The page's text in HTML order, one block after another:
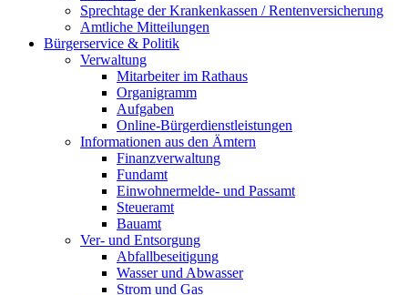
Sprechtage der Krankenkassen / Rentenversicherung
Amtliche Mitteilungen
Bürgerservice & Politik
Verwaltung
Mitarbeiter im Rathaus
Organigramm
Aufgaben
Online-Bürgerdienstleistungen
Informationen aus den Ämtern
Finanzverwaltung
Fundamt
Einwohnermelde- und Passamt
Steueramt
Bauamt
Ver- und Entsorgung
Abfallbeseitigung
Wasser und Abwasser
Strom und Gas